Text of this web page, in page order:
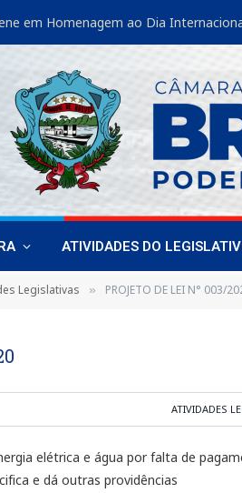
ATIVIDADES DO
Legislativas » PROJETO DE LEI N° 003/
ATIVIDADES
elétrica e água por falta de
e dá outras providências